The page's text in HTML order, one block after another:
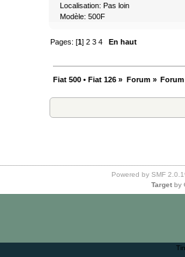
Localisation: Pas loin
Modèle: 500F
Pages: [1]2 3 4 En haut
Fiat 500 • Fiat 126 » Forum»
Powered by SMF
Target by